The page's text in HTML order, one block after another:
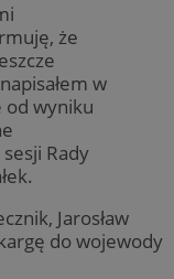
że
w
od wyniku
Rady
Jarosław
do wojewody